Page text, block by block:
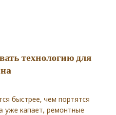
технологию для
быстрее, чем портятся
уже капает, ремонтные